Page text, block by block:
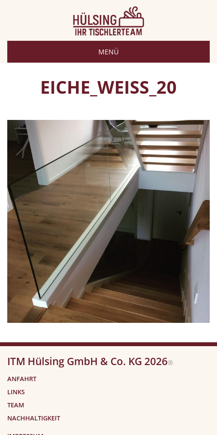
MENÜ
EICHE_WEISS_20
ITM Hülsing GmbH & Co. KG 2026®
ANFAHRT
LINKS
TEAM
NACHHALTIGKEIT